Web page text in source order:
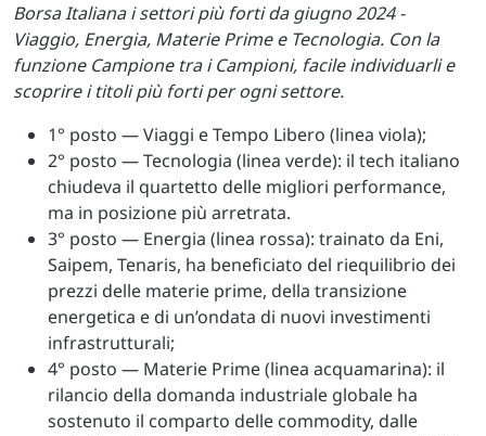
Borsa Italiana i settori più forti da giugno 2024 -
Viaggio, Energia, Materie Prime e Tecnologia. Con la
funzione Campione tra i Campioni, facile individuarli e
scoprire i titoli più forti per ogni settore.
1° posto — Viaggi e Tempo Libero (linea viola);
2° posto — Tecnologia (linea verde): il tech italiano
chiudeva il quartetto delle migliori performance,
ma in posizione più arretrata.
3° posto — Energia (linea rossa): trainato da Eni,
Saipem, Tenaris, ha beneficiato del riequilibrio dei
prezzi delle materie prime, della transizione
energetica e di un’ondata di nuovi investimenti
infrastrutturali;
4° posto — Materie Prime (linea acquamarina): il
rilancio della domanda industriale globale ha
sostenuto il comparto delle commodity, dalle